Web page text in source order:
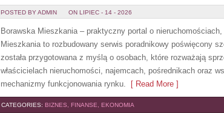
POSTED BY ADMIN ON LIPIEC - 14 - 2026
Borawska Mieszkania – praktyczny portal o
Mieszkania to rozbudowany serwis poradnikowy poświęcony
została przygotowana z myślą o osobach, które rozważają
właścicielach nieruchomości, najemcach, pośrednikach oraz
mechanizmy funkcjonowania rynku. [ Read More ]
CATEGORIES: BIZNES, FINANSE, EKONOMIA